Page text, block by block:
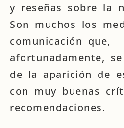
y reseñas sobre la
Son muchos los
comunicación que,
afortunadamente,
de la aparición de
con muy buenas
recomendaciones.